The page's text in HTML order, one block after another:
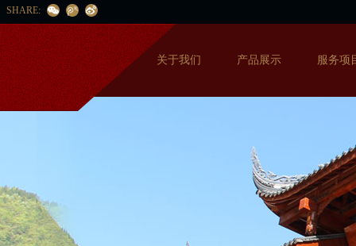
SHARE:
关于我们 产品展示 服务项